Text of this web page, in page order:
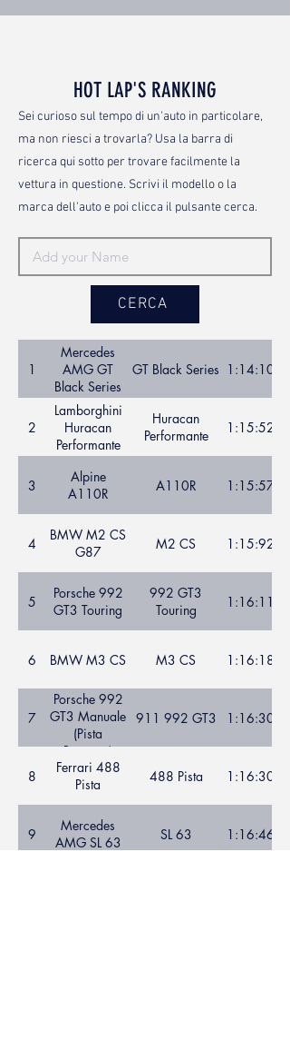
HOT LAP'S RANKING
Sei curioso sul tempo di un'auto in particolare,
ma non riesci a trovarla? Usa la barra di
ricerca qui sotto per trovare facilmente la
vettura in questione. Scrivi il modello o la
marca dell'auto e poi clicca il pulsante cerca.
CERCA
1
Mercedes
AMG GT
Black Series
GT Black Series 1:14:10
2
Lamborghini
Huracan
Performante
Huracan
Performante
1:15:52
3
Alpine
A110R
A110R 1:15:57
4
BMW M2 CS
G87
M2 CS 1:15:92
5
Porsche 992
GT3 Touring
992 GT3
Touring
1:16:11
6 BMW M3 CS M3 CS 1:16:18
7
Porsche 992
GT3 Manuale
(Pista
Bagnata)
911 992 GT3 1:16:30
8
Ferrari 488
Pista
488 Pista 1:16:30
9
Mercedes
AMG SL 63
SL 63 1:16:46